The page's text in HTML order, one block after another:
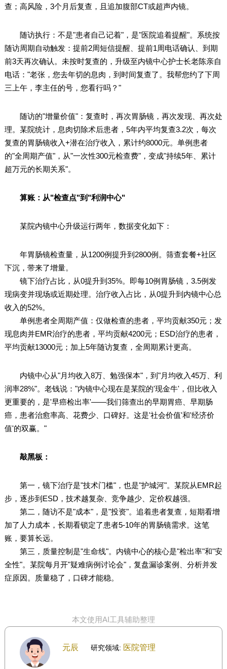
查；高风险，3个月后复查，且追加腹部CT或超声内镜。
随访执行：不是"患者自己记着"，是"医院追着提醒"。系统按
随访周期自动触发：提前2周短信提醒、提前1周电话确认、到期
前3天再次确认。未按时复查的，升级至内镜中心护士长老陈亲自
电话："老张，您去年切的息肉，到时间复查了。我帮您约了下周
三上午，李主任的号，您看行吗？"
随访的"增量价值"：复查时，再次胃肠镜，再次发现、再次处
理。某院统计，息肉切除术后患者，5年内平均复查3.2次，每次
复查的胃肠镜收入+潜在治疗收入，累计约8000元。单例患者
的"全周期产值"，从"一次性300元检查费"，变成"持续5年、累计
超万元的长期关系"。
算账：从"检查点"到"利润中心"
某院内镜中心升级运行两年，数据变化如下：
年胃肠镜检查量，从1200例提升到2800例。筛查套餐+社区
下沉，带来了增量。
镜下治疗占比，从0提升到35%。即每10例胃肠镜，3.5例发
现病变并现场或近期处理。治疗收入占比，从0提升到内镜中心总
收入的52%。
单例患者全周期产值：仅做检查的患者，平均贡献350元；发
现息肉并EMR治疗的患者，平均贡献4200元；ESD治疗的患者，
平均贡献13000元；加上5年随访复查，全周期累计更高。
内镜中心从"月均收入8万、勉强保本"，到"月均收入45万、利
润率28%"。老钱说："内镜中心现在是某院的'现金牛'，但比收入
更重要的，是'早癌检出率'——我们筛查出的早期胃癌、早期肠
癌，患者治愈率高、花费少、口碑好。这是'社会价值'和'经济价
值'的双赢。"
敲黑板：
第一，镜下治疗是"技术门槛"，也是"护城河"。某院从EMR起
步，逐步到ESD，技术越复杂、竞争越少、定价权越强。
第二，随访不是"成本"，是"投资"。追着患者复查，短期看增
加了人力成本，长期看锁定了患者5-10年的胃肠镜需求。这笔
账，要算长远。
第三，质量控制是"生命线"。内镜中心的核心是"检出率"和"安
全性"。某院每月开"疑难病例讨论会"，复盘漏诊案例、分析并发
症原因。质量稳了，口碑才能稳。
本文使用AI工具辅助整理
元辰 研究领域: 医院管理